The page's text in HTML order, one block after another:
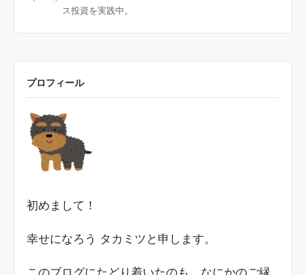
ス投資を実践中。
プロフィール
初めまして！
幸せになろう タカミツと申します。